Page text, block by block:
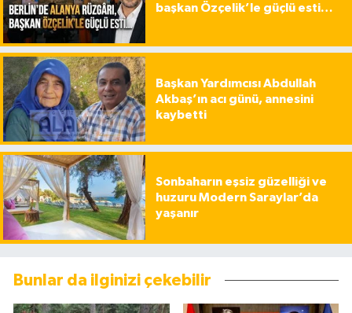
başkan Özçelik’le güçlü esti…
Başkan Yardımcısı Abdullah
Akbaş’ın acı günü, annesini
kaybetti
Sonbaharın eşsiz güzelliği ve
huzuru Modern Saraylar’da
yaşanır
Bunlar da ilginizi çekebilir